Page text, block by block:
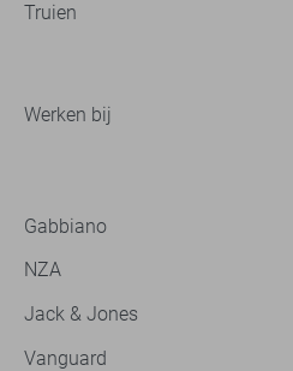
Truien
Werken bij
Gabbiano
NZA
Jack & Jones
Vanguard